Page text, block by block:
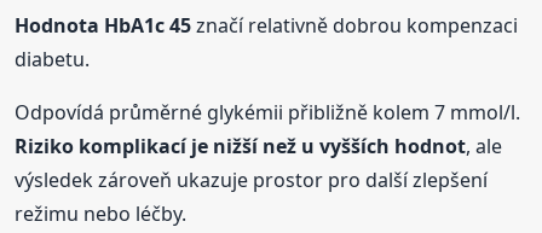
Hodnota HbA1c 45značí relativně dobrou kompenzaci
diabetu.
Odpovídá průměrné glykémii přibližně kolem 7 mmol/l.
Riziko komplikací je nižší než u vyšších hodnot, ale
výsledek zároveň ukazuje prostor pro další zlepšení
režimu nebo léčby.